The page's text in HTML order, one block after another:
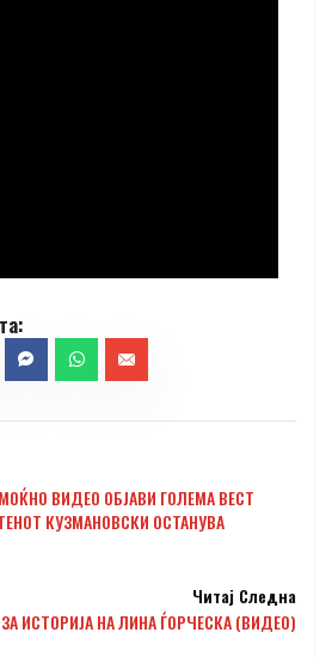
ВИДЕО ОБЈАВИ ГОЛЕМА ВЕСТ
КУЗМАНОВСКИ ОСТАНУВА
Читај Следна
ИСТОРИЈА НА ЛИНА ЃОРЧЕСКА (ВИДЕО)